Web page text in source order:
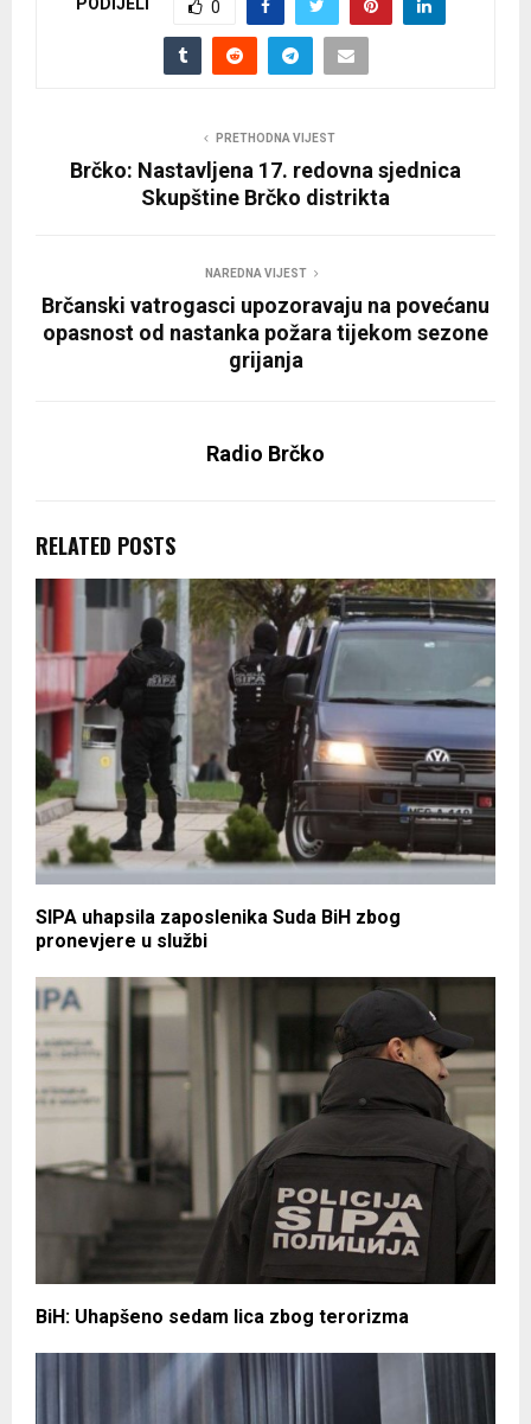
PODIJELI 0
PRETHODNA VIJEST
Brčko: Nastavljena 17. redovna sjednica
Skupštine Brčko distrikta
NAREDNA VIJEST
Brčanski vatrogasci upozoravaju na povećanu
opasnost od nastanka požara tijekom sezone
grijanja
Radio Brčko
RELATED POSTS
SIPA uhapsila zaposlenika Suda BiH zbog
pronevjere u službi
BiH: Uhapšeno sedam lica zbog terorizma